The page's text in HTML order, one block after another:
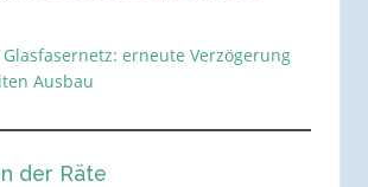
Glasfasernetz: erneute Verzögerung
Ausbau
der Räte